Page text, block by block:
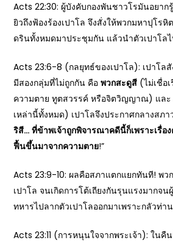
Acts 22:30: ผู้บังคับกองพันชาวโรมันอยาก
ยิวถึงฟ้องร้องเปาโล จึงสั่งให้พวกมหาปุโร
ดรินทั้งหมดมาประชุมกัน แล้วนำตัวเปาโล
Acts 23:6-8 (กลยุทธ์ของเปาโล): เปาโล
มีสองกลุ่มที่ไม่ถูกกัน คือพวกสะดูสี (ไม่เชื่อ
ความตาย ทูตสวรรค์ หรือจิตวิญญาณ) แล
เหล่านี้ทั้งหมด) เปาโลจึงประกาศกลางสภา
ริสี… ที่ข้าพเจ้าถูกพิจารณาคดีนี้ก็เพราะเรื่อ
ฟื้นขึ้นมาจากความตาย!”
Acts 23:9-10: ผลคือสภาแตกแยกทันที! พว
เปาโล จนเกิดการโต้เถียงกันรุนแรงมากจ
ทหารไปลากตัวเปาโลออกมาเพราะกลัวท่า
Acts 23:11 (การหนุนใจจากพระเจ้า): ในคื